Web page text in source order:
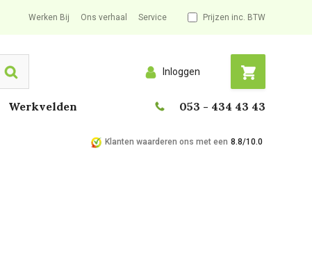
Werken Bij Ons verhaal Service Prijzen inc. BTW
Search Inloggen
Werkvelden 053 - 434 43 43
Klanten waarderen ons met een 8.8/10.0